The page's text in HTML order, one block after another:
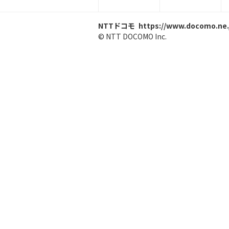
NTTドコモ https://
© NTT DOCOMO Inc.